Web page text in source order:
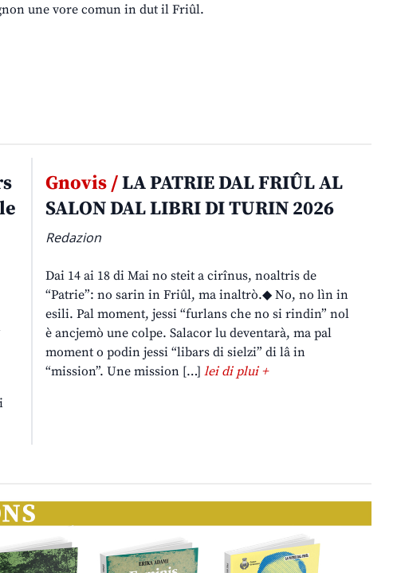
une vore comun in dut il Friûl.
Gnovis /LA PATRIE DAL FRIÛL AL
SALON DAL LIBRI DI TURIN 2026
Redazion
Dai 14 ai 18 di Mai no steit a cirînus, noaltris de
“Patrie”: no sarin in Friûl, ma inaltrò.◆ No, no lìn in
esili. Pal moment, jessi “furlans che no si rindin” nol
è ancjemò une colpe. Salacor lu deventarà, ma pal
moment o podin jessi “libars di sielzi” di lâ in
“mission”. Une mission […]lei di plui +